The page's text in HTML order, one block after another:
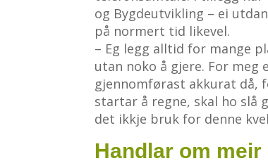
og Bygdeutvikling – ei
på normert tid likevel.
– Eg legg alltid for mange
utan noko å gjere. For
gjennomførast akkurat då,
startar å regne, skal ho slå
det ikkje bruk for denne
Handlar om meir